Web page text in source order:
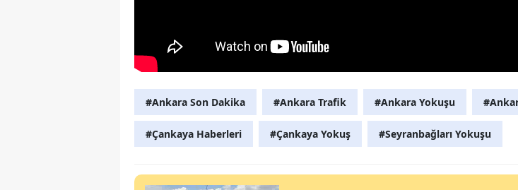
#Ankara Son Dakika #Ankara Trafik #Ankara Yokuşu
#Çankaya Haberleri #Çankaya Yokuş #Seyranbağları Yokuşu